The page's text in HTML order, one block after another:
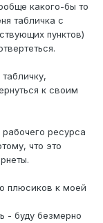
какого-бы то
табличка с
пунктов)
к своим
ресурса
что это
плюсиков к моей
- буду безмерно